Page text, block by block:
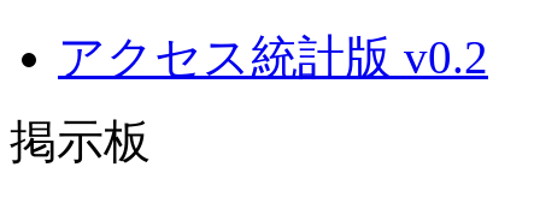
アクセス統計版 v0.2
掲示板